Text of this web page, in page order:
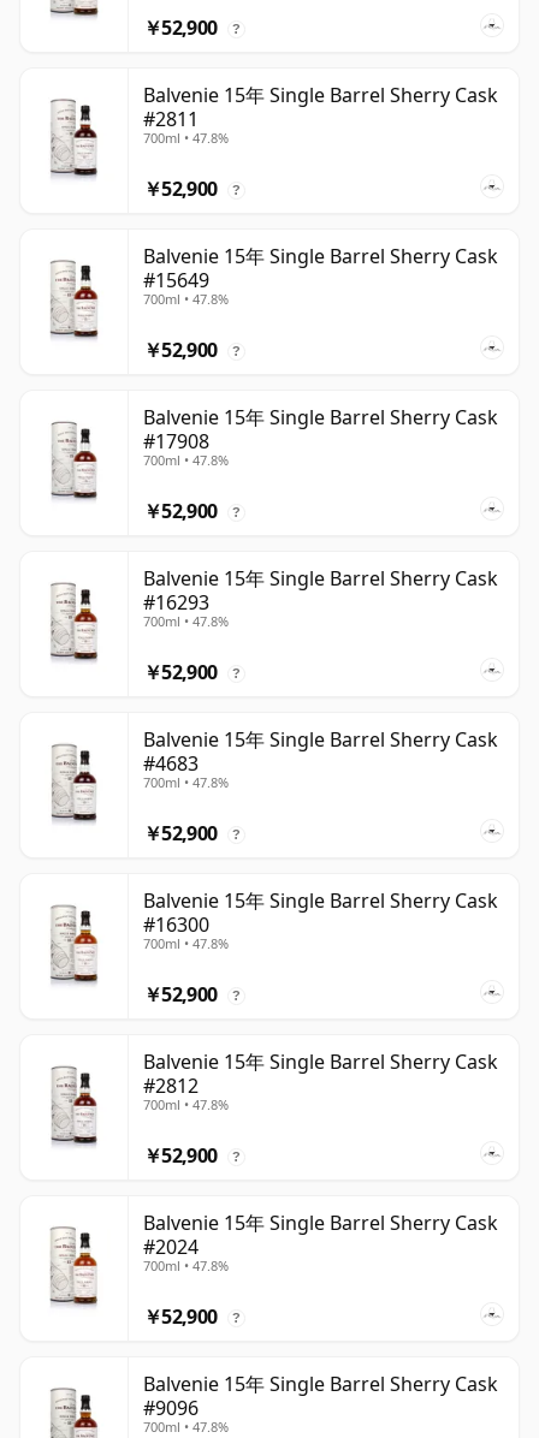
￥52,900 ?
Balvenie 15年 Single Barrel Sherry Cask
#2811
700ml • 47.8%
￥52,900 ?
Balvenie 15年 Single Barrel Sherry Cask
#15649
700ml • 47.8%
￥52,900 ?
Balvenie 15年 Single Barrel Sherry Cask
#17908
700ml • 47.8%
￥52,900 ?
Balvenie 15年 Single Barrel Sherry Cask
#16293
700ml • 47.8%
￥52,900 ?
Balvenie 15年 Single Barrel Sherry Cask
#4683
700ml • 47.8%
￥52,900 ?
Balvenie 15年 Single Barrel Sherry Cask
#16300
700ml • 47.8%
￥52,900 ?
Balvenie 15年 Single Barrel Sherry Cask
#2812
700ml • 47.8%
￥52,900 ?
Balvenie 15年 Single Barrel Sherry Cask
#2024
700ml • 47.8%
￥52,900 ?
Balvenie 15年 Single Barrel Sherry Cask
#9096
700ml • 47.8%